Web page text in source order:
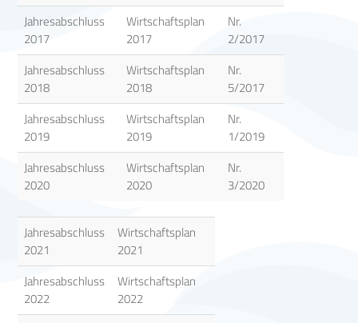
Jahresabschluss
2017
Wirtschaftsplan
2017
Nr.
2/2017
Jahresabschluss
2018
Wirtschaftsplan
2018
Nr.
5/2017
Jahresabschluss
2019
Wirtschaftsplan
2019
Nr.
1/2019
Jahresabschluss
2020
Wirtschaftsplan
2020
Nr.
3/2020
Jahresabschluss
2021
Wirtschaftsplan
2021
Jahresabschluss
2022
Wirtschaftsplan
2022